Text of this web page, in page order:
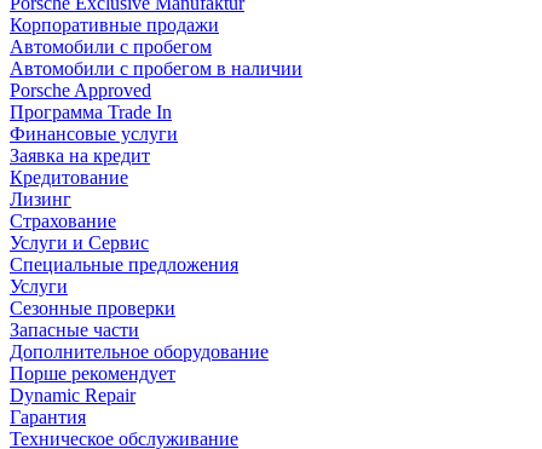
Корпоративные продажи
Автомобили с пробегом
Автомобили с пробегом в наличии
Porsche Approved
Программа Trade In
Финансовые услуги
Заявка на кредит
Кредитование
Лизинг
Страхование
Услуги и Сервис
Специальные предложения
Услуги
Сезонные проверки
Запасные части
Дополнительное оборудование
Порше рекомендует
Dynamic Repair
Гарантия
Техническое обслуживание